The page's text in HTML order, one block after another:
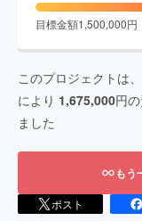
目標金額1,500,000円
このプロジェクトは、
により 1,675,000円
ました
もう
ポスト